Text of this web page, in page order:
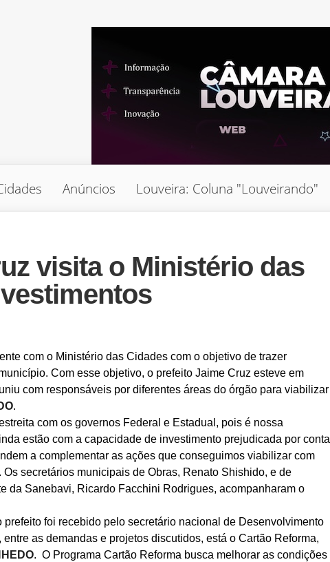
Anúncios Louveira: Coluna "Louveirando"
visita o Ministério das
com o Ministério das Cidades com o objetivo de trazer
Com esse objetivo, o prefeito Jaime Cruz esteve em
com responsáveis por diferentes áreas do órgão para viabilizar
.
com os governos Federal e Estadual, pois é nossa
estão com a capacidade de investimento prejudicada por conta
a complementar as ações que conseguimos viabilizar com
Os secretários municipais de Obras, Renato Shishido, e de
da Sanebavi, Ricardo Facchini Rodrigues, acompanharam o
foi recebido pelo secretário nacional de Desenvolvimento
as demandas e projetos discutidos, está o Cartão Reforma,
. O Programa Cartão Reforma busca melhorar as condições